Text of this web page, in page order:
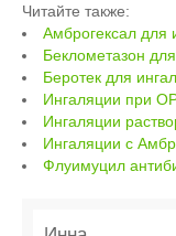
c
e
b
o
o
Читайте также:
Амброгексал для
Беклометазон
Беротек для
Ингаляции при
Ингаляции
Ингаляции с
Флуимуцил